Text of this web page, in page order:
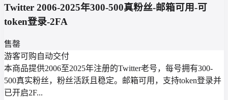
Twitter 2006-2025年300-500真粉丝-邮箱可用-可
token登录-2FA
售罄
游客可购自动交付
本商品提供2006至2025年注册的Twitter老号，每号拥有300-
500真实粉丝，粉丝活跃且稳定。邮箱可用，支持token登录并
已开启2F...